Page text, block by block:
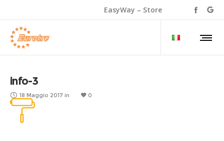
EasyWay – Store
info-3
18 Maggio 2017 in 0